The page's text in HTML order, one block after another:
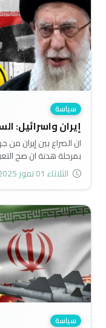
الاستعداد لكل
سياسة
إيران واسرائيل:
ان الصراع بين إيران من
بمرحلة هدنة ان صح
بين الطرفين في اي
في المرحلة المقبلة إذا
الثلاثاء 01 تموز 2025
سياسة